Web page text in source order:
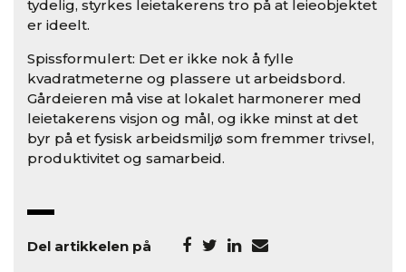
tydelig, styrkes leietakerens tro på at leieobjektet
er ideelt.
Spissformulert: Det er ikke nok å fylle
kvadratmeterne og plassere ut arbeidsbord.
Gårdeieren må vise at lokalet harmonerer med
leietakerens visjon og mål, og ikke minst at det
byr på et fysisk arbeidsmiljø som fremmer trivsel,
produktivitet og samarbeid.
Del artikkelen på